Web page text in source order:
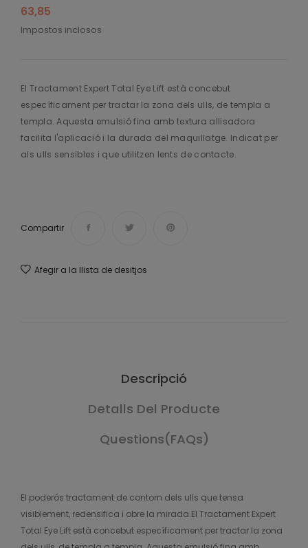
63,85
Impostos inclosos
El Tractament Expert Total Eye Lift està concebut
específicament per tractar la zona dels ulls, de templa a
templa. Aquesta emulsió fina amb textura allisadora
facilita l'aplicació i la durada del maquillatge. Indicat per
als ulls sensibles i que utilitzen lents de contacte.
Compartir
Afegir a la llista de desitjos
Descripció
Detalls Del Producte
Questions(FAQs)
El poderós tractament de contorn dels ulls que tensa
visiblement, redensifica i obre la mirada.El Tractament Expert
Total Eye Lift està concebut específicament per tractar la zona